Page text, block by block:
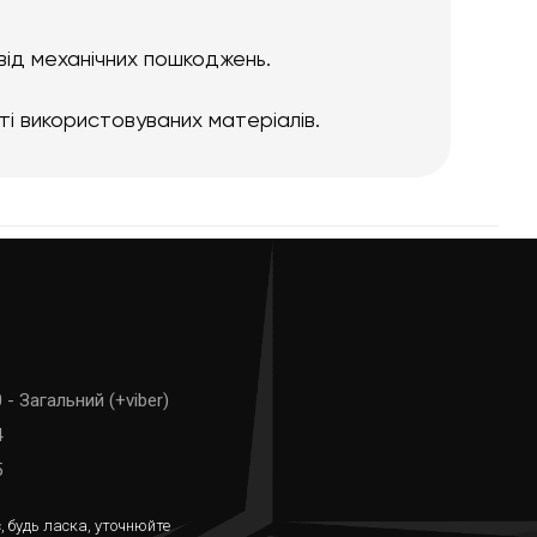
механічних пошкоджень.
використовуваних матеріалів.
Загальний (+viber)
будь ласка, уточнюйте